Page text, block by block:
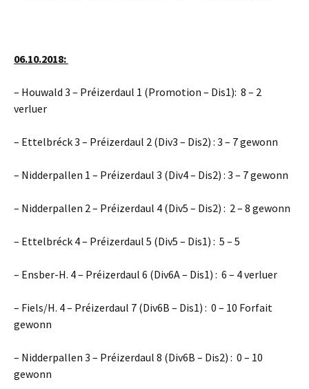
06.10.2018:
– Houwald 3 – Préizerdaul 1 (Promotion – Dis1): 8 – 2
verluer
– Ettelbréck 3 – Préizerdaul 2 (Div3 – Dis2) : 3 – 7 gewonn
– Nidderpallen 1 – Préizerdaul 3 (Div4 – Dis2) : 3 – 7 gewonn
– Nidderpallen 2 – Préizerdaul 4 (Div5 – Dis2) : 2 – 8 gewonn
– Ettelbréck 4 – Préizerdaul 5 (Div5 – Dis1) : 5 – 5
– Ensber-H. 4 – Préizerdaul 6 (Div6A – Dis1) : 6 – 4 verluer
– Fiels/H. 4 – Préizerdaul 7 (Div6B – Dis1) : 0 – 10 Forfait
gewonn
– Nidderpallen 3 – Préizerdaul 8 (Div6B – Dis2) : 0 – 10
gewonn